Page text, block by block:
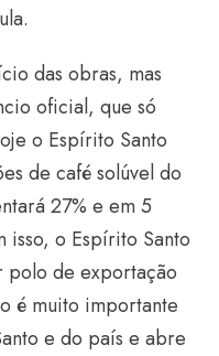
das obras, mas
oficial, que só
o Espírito Santo
de café solúvel do
27% e em 5
isso, o Espírito Santo
polo de exportação
é muito importante
e do país e abre